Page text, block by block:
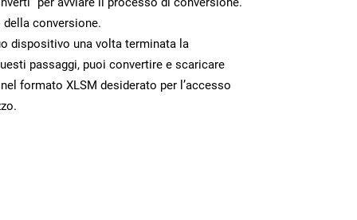
conversione.
dispositivo una volta terminata la
passaggi, puoi convertire e scaricare
formato XLSM desiderato per l’accesso